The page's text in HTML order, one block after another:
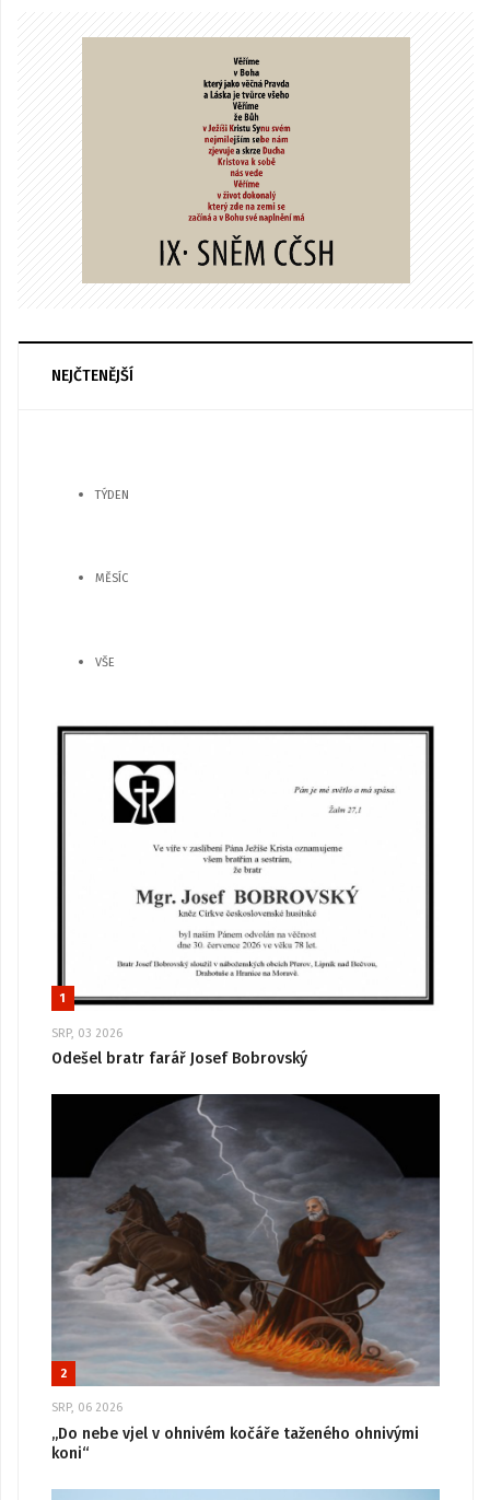
NEJČTENĚJŠÍ
TÝDEN
MĚSÍC
VŠE
1
SRP, 03 2026
Odešel bratr farář Josef Bobrovský
2
SRP, 06 2026
„Do nebe vjel v ohnivém kočáře taženého ohnivými
koni“